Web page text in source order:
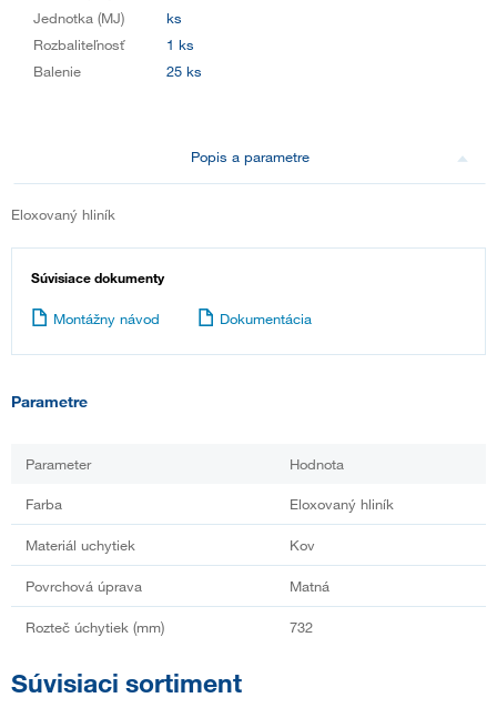
Jednotka (MJ)
ks
Rozbaliteľnosť
1 ks
Balenie
25 ks
Popis a parametre
Eloxovaný hliník
Súvisiace dokumenty
Montážny návod Dokumentácia
Parametre
Parameter Hodnota
Farba Eloxovaný hliník
Materiál uchytiek Kov
Povrchová úprava Matná
Rozteč úchytiek (mm) 732
Súvisiaci sortiment